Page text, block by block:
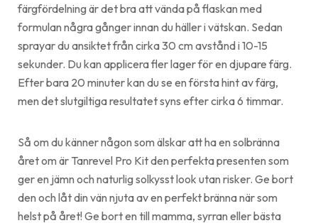
färgfördelning är det bra att vända på flaskan med
formulan några gånger innan du häller i vätskan. Sedan
sprayar du ansiktet från cirka 30 cm avstånd i 10-15
sekunder. Du kan applicera fler lager för en djupare färg.
Efter bara 20 minuter kan du se en första hint av färg,
men det slutgiltiga resultatet syns efter cirka 6 timmar.
Så om du känner någon som älskar att ha en solbränna
året om är Tanrevel Pro Kit den perfekta presenten som
ger en jämn och naturlig solkysst look utan risker. Ge bort
den och låt din vän njuta av en perfekt bränna när som
helst på året! Ge bort en till mamma, syrran eller bästa